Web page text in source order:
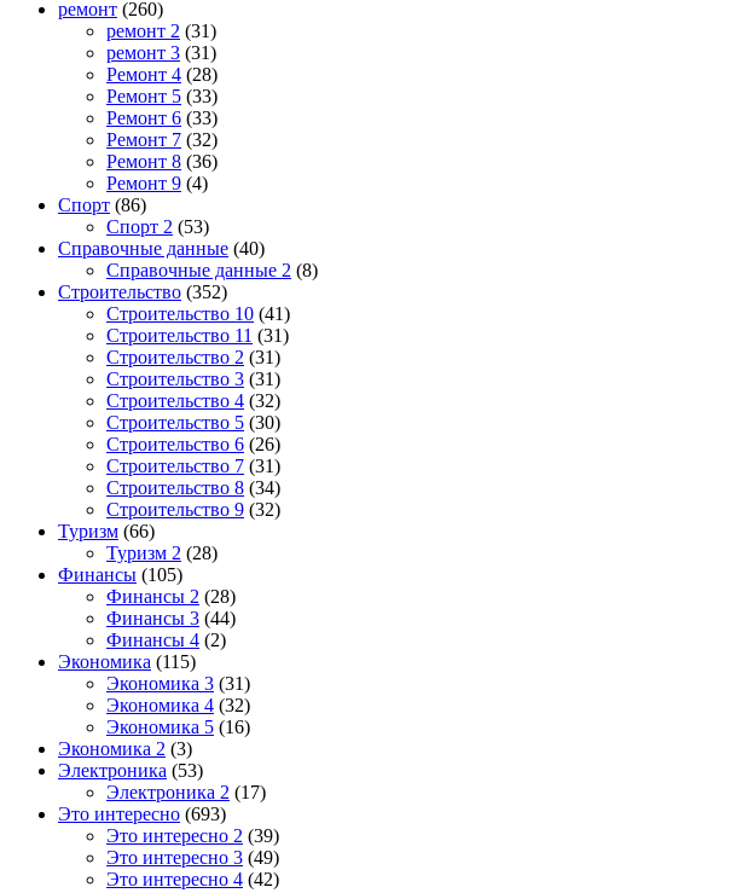
ремонт (260)
ремонт 2 (31)
ремонт 3 (31)
Ремонт 4 (28)
Ремонт 5 (33)
Ремонт 6 (33)
Ремонт 7 (32)
Ремонт 8 (36)
Ремонт 9 (4)
Спорт (86)
Спорт 2 (53)
Справочные данные (40)
Справочные данные 2 (8)
Строительство (352)
Строительство 10 (41)
Строительство 11 (31)
Строительство 2 (31)
Строительство 3 (31)
Строительство 4 (32)
Строительство 5 (30)
Строительство 6 (26)
Строительство 7 (31)
Строительство 8 (34)
Строительство 9 (32)
Туризм (66)
Туризм 2 (28)
Финансы (105)
Финансы 2 (28)
Финансы 3 (44)
Финансы 4 (2)
Экономика (115)
Экономика 3 (31)
Экономика 4 (32)
Экономика 5 (16)
Экономика 2 (3)
Электроника (53)
Электроника 2 (17)
Это интересно (693)
Это интересно 2 (39)
Это интересно 3 (49)
Это интересно 4 (42)